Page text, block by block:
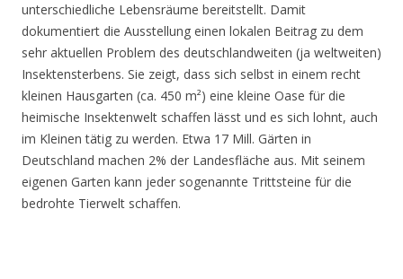
unterschiedliche Lebensräume bereitstellt. Damit
dokumentiert die Ausstellung einen lokalen Beitrag zu dem
sehr aktuellen Problem des deutschlandweiten (ja weltweiten)
Insektensterbens. Sie zeigt, dass sich selbst in einem recht
kleinen Hausgarten (ca. 450 m²) eine kleine Oase für die
heimische Insektenwelt schaffen lässt und es sich lohnt, auch
im Kleinen tätig zu werden. Etwa 17 Mill. Gärten in
Deutschland machen 2% der Landesfläche aus. Mit seinem
eigenen Garten kann jeder sogenannte Trittsteine für die
bedrohte Tierwelt schaffen.